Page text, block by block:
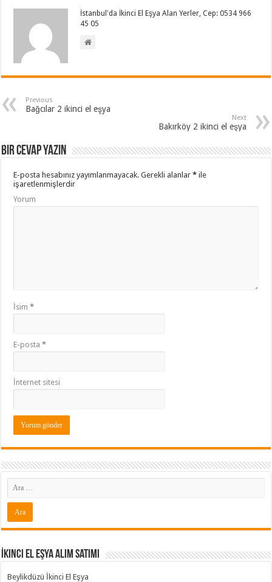
İstanbul'da İkinci El Eşya Alan Yerler, Cep: 0534 966
45 05
Previous
Bağcılar 2 ikinci el eşya
Next
Bakırköy 2 ikinci el eşya
Bir cevap yazın
E-posta hesabınız yayımlanmayacak. Gerekli alanlar* ile
işaretlenmişlerdir
Yorum
İsim*
E-posta*
İnternet sitesi
İkinci El Eşya Alım Satımı
Beylikdüzü İkinci El Eşya